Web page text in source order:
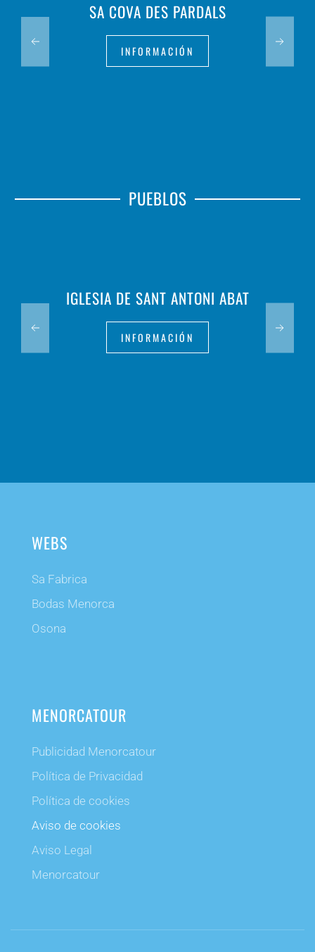
SA COVA DES PARDALS
INFORMACIÓN
PUEBLOS
IGLESIA DE SANT ANTONI ABAT
INFORMACIÓN
WEBS
Sa Fabrica
Bodas Menorca
Osona
MENORCATOUR
Publicidad Menorcatour
Política de Privacidad
Política de cookies
Aviso de cookies
Aviso Legal
Menorcatour